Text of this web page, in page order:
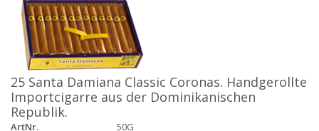
25 Santa Damiana Classic Coronas. Handgerollte
Importcigarre aus der Dominikanischen
Republik.
ArtNr.
50G